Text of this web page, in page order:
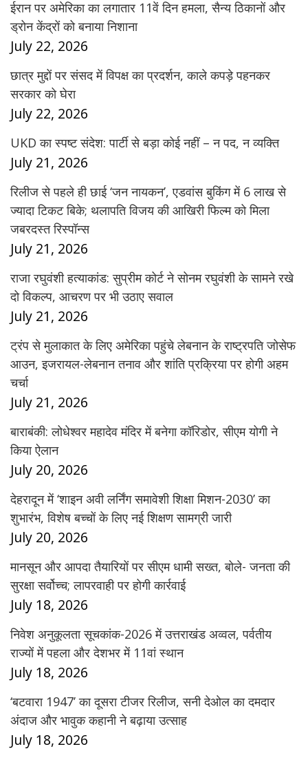
ईरान पर अमेरिका का लगातार 11वें दिन हमला, सैन्य ठिकानों और
ड्रोन केंद्रों को बनाया निशाना
July 22, 2026
छात्र मुद्दों पर संसद में विपक्ष का प्रदर्शन, काले कपड़े पहनकर
सरकार को घेरा
July 22, 2026
UKD का स्पष्ट संदेश: पार्टी से बड़ा कोई नहीं – न पद, न व्यक्ति
July 21, 2026
रिलीज से पहले ही छाई ‘जन नायकन’, एडवांस बुकिंग में 6 लाख से
ज्यादा टिकट बिके; थलापति विजय की आखिरी फिल्म को मिला
जबरदस्त रिस्पॉन्स
July 21, 2026
राजा रघुवंशी हत्याकांड: सुप्रीम कोर्ट ने सोनम रघुवंशी के सामने रखे
दो विकल्प, आचरण पर भी उठाए सवाल
July 21, 2026
ट्रंप से मुलाकात के लिए अमेरिका पहुंचे लेबनान के राष्ट्रपति जोसेफ
आउन, इजरायल-लेबनान तनाव और शांति प्रक्रिया पर होगी अहम
चर्चा
July 21, 2026
बाराबंकी: लोधेश्वर महादेव मंदिर में बनेगा कॉरिडोर, सीएम योगी ने
किया ऐलान
July 20, 2026
देहरादून में ‘शाइन अवी लर्निंग समावेशी शिक्षा मिशन-2030’ का
शुभारंभ, विशेष बच्चों के लिए नई शिक्षण सामग्री जारी
July 20, 2026
मानसून और आपदा तैयारियों पर सीएम धामी सख्त, बोले- जनता की
सुरक्षा सर्वोच्च; लापरवाही पर होगी कार्रवाई
July 18, 2026
निवेश अनुकूलता सूचकांक-2026 में उत्तराखंड अव्वल, पर्वतीय
राज्यों में पहला और देशभर में 11वां स्थान
July 18, 2026
‘बटवारा 1947’ का दूसरा टीजर रिलीज, सनी देओल का दमदार
अंदाज और भावुक कहानी ने बढ़ाया उत्साह
July 18, 2026